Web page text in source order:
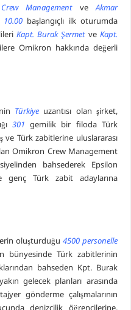
ManagementveAkmar
10.00başlangıçlı ilk oturumda
Kapt. Burak Şermet ve Kapt.
Omikron hakkında değerli
Türkiyeuzantısı olan şirket,
301 gemilik bir filoda Türk
ve Türk zabitlerine uluslararası
Omikron Crew Management
bahsederek Epsilon
genç Türk zabit adaylarına
oluşturduğu 4500 personelle
bünyesinde Türk zabitlerinin
bahseden Kpt. Burak
gelecek planları arasında
gönderme çalışmalarının
denizcilik öğrencilerine,